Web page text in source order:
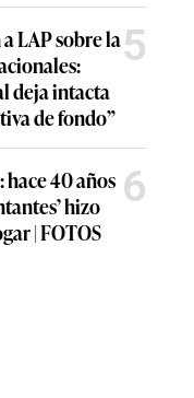
LAP sobre la
deja intacta
de fondo”
5
40 años
hizo
| FOTOS
6